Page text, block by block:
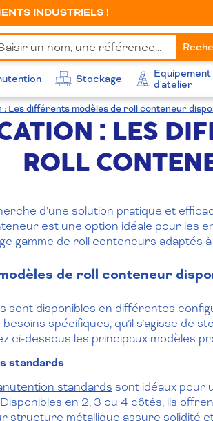
INDUSTRIELS !
Stockage
Equipement
d'atelier
: Les différents modèles de roll conteneur
: LES
ROLL
d’une solution pratique et
est une option idéale pour les
gamme de roll conteneurs adaptés
de roll conteneur
sont disponibles en différentes
spécifiques, qu’il s’agisse de
ci-dessous les principaux modèles
standards
standards sont idéaux pour
en 2, 3 ou 4 côtés, ils
structure métallique assure solidité